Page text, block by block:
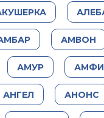
АМВОН
АМУР
АНГЕЛ АНОНС